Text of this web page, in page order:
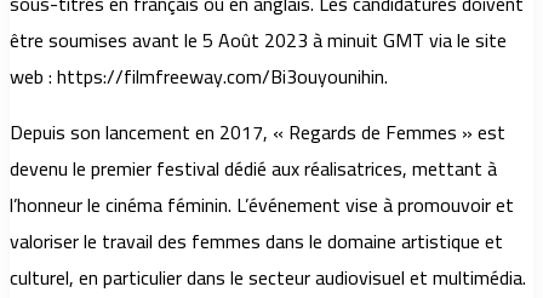
être soumises avant le 5 Août 2023 à minuit GMT via le site
web : https://filmfreeway.com/Bi3ouyounihin.
Depuis son lancement en 2017, « Regards de Femmes » est
devenu le premier festival dédié aux réalisatrices, mettant à
l’honneur le cinéma féminin. L’événement vise à promouvoir et
valoriser le travail des femmes dans le domaine artistique et
culturel, en particulier dans le secteur audiovisuel et multimédia.